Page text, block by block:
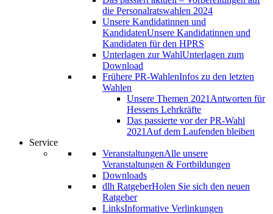
die Personalratswahlen 2024
Unsere Kandidatinnen und
KandidatenUnsere Kandidatinnen und
Kandidaten für den HPRS
Unterlagen zur WahlUnterlagen zum
Download
Frühere PR-WahlenInfos zu den letzten
Wahlen
Unsere Themen 2021 Antworten für
Hessens Lehrkräfte
Das passierte vor der PR-Wahl
2021 Auf dem Laufenden bleiben
Service
VeranstaltungenAlle unsere
Veranstaltungen & Fortbildungen
Downloads
dlh RatgeberHolen Sie sich den neuen
Ratgeber
LinksInformative Verlinkungen